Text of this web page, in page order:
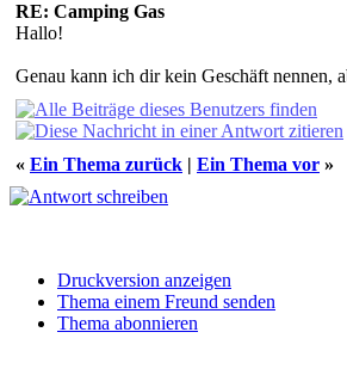
RE: Camping Gas
Hallo!
Genau kann ich dir kein Geschäft nennen,
« Ein Thema zurück | Ein Thema vor »
Druckversion anzeigen
Thema einem Freund senden
Thema abonnieren